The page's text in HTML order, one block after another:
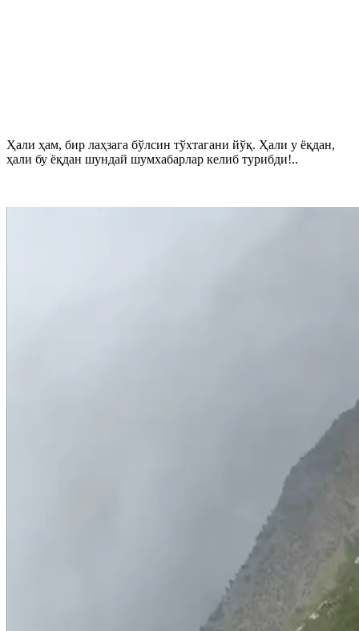
Ҳали ҳам, бир лаҳзага бўлсин тўхтагани йўқ. Ҳали у ёқдан,
ҳали бу ёқдан шундай шумхабарлар келиб турибди!..